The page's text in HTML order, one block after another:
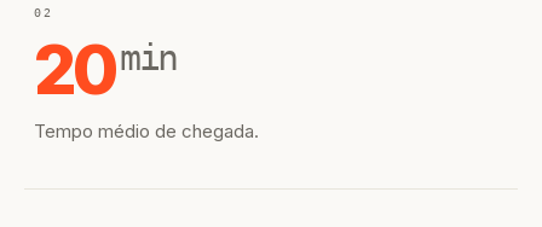
02
20min
Tempo médio de chegada.